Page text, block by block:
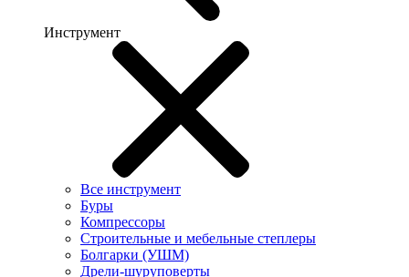
Инструмент
Все инструмент
Буры
Компрессоры
Строительные и мебельные степлеры
Болгарки (УШМ)
Дрели-шуруповерты